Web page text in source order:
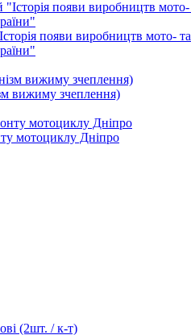
появи виробництв мото- та
вижиму зчеплення)
мотоциклу Дніпро